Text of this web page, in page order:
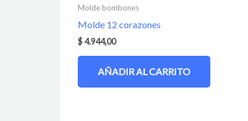
Molde bombones
Molde 12 corazones
$4.944,00
AÑADIR AL CARRITO